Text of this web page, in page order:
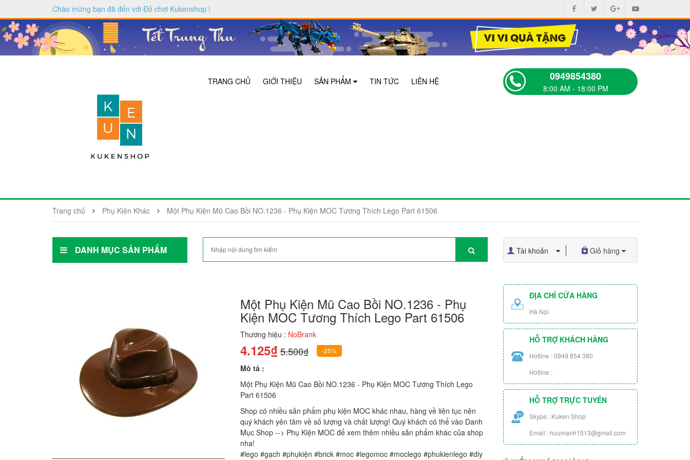
Chào mừng bạn đã đến với Đồ chơi Kukenshop !
TRANG CHỦ GIỚI THIỆU SẢN PHẨM TIN TỨC LIÊN HỆ 0949854380
8:00 AM - 18:00 PM
Trang chủ Phụ Kiện Khác Một Phụ Kiện Mũ Cao Bồi NO.1236 - Phụ Kiện MOC Tương Thích Lego Part 61506
DANH MỤC SẢN PHẨM Tài khoản Giỏ hàng
Một Phụ Kiện Mũ Cao Bồi NO.1236 - Phụ
Kiện MOC Tương Thích Lego Part 61506
Thương hiệu : NoBrank
4.125₫5.500₫ -25%
Mô tả :
Một Phụ Kiện Mũ Cao Bồi NO.1236 - Phụ Kiện MOC Tương Thích Lego
Part 61506
Shop có nhiều sản phẩm phụ kiện MOC khác nhau, hàng về liên tục nên
quý khách yên tâm về số lượng và chất lượng! Quý khách có thể vào Danh
Mục Shop --> Phụ Kiện MOC để xem thêm nhiều sản phẩm khác của shop
nha!
#lego #gạch #phụkiện #brick #moc #legomoc #moclego #phukienlego #diy
ĐỊA CHỈ CỬA HÀNG
Hà Nội
HỖ TRỢ KHÁCH HÀNG
Hotline : 0949 854 380
Hotline :
HỖ TRỢ TRỰC TUYẾN
Skype : Kuken Shop
Email : huumanh1513@gmail.com